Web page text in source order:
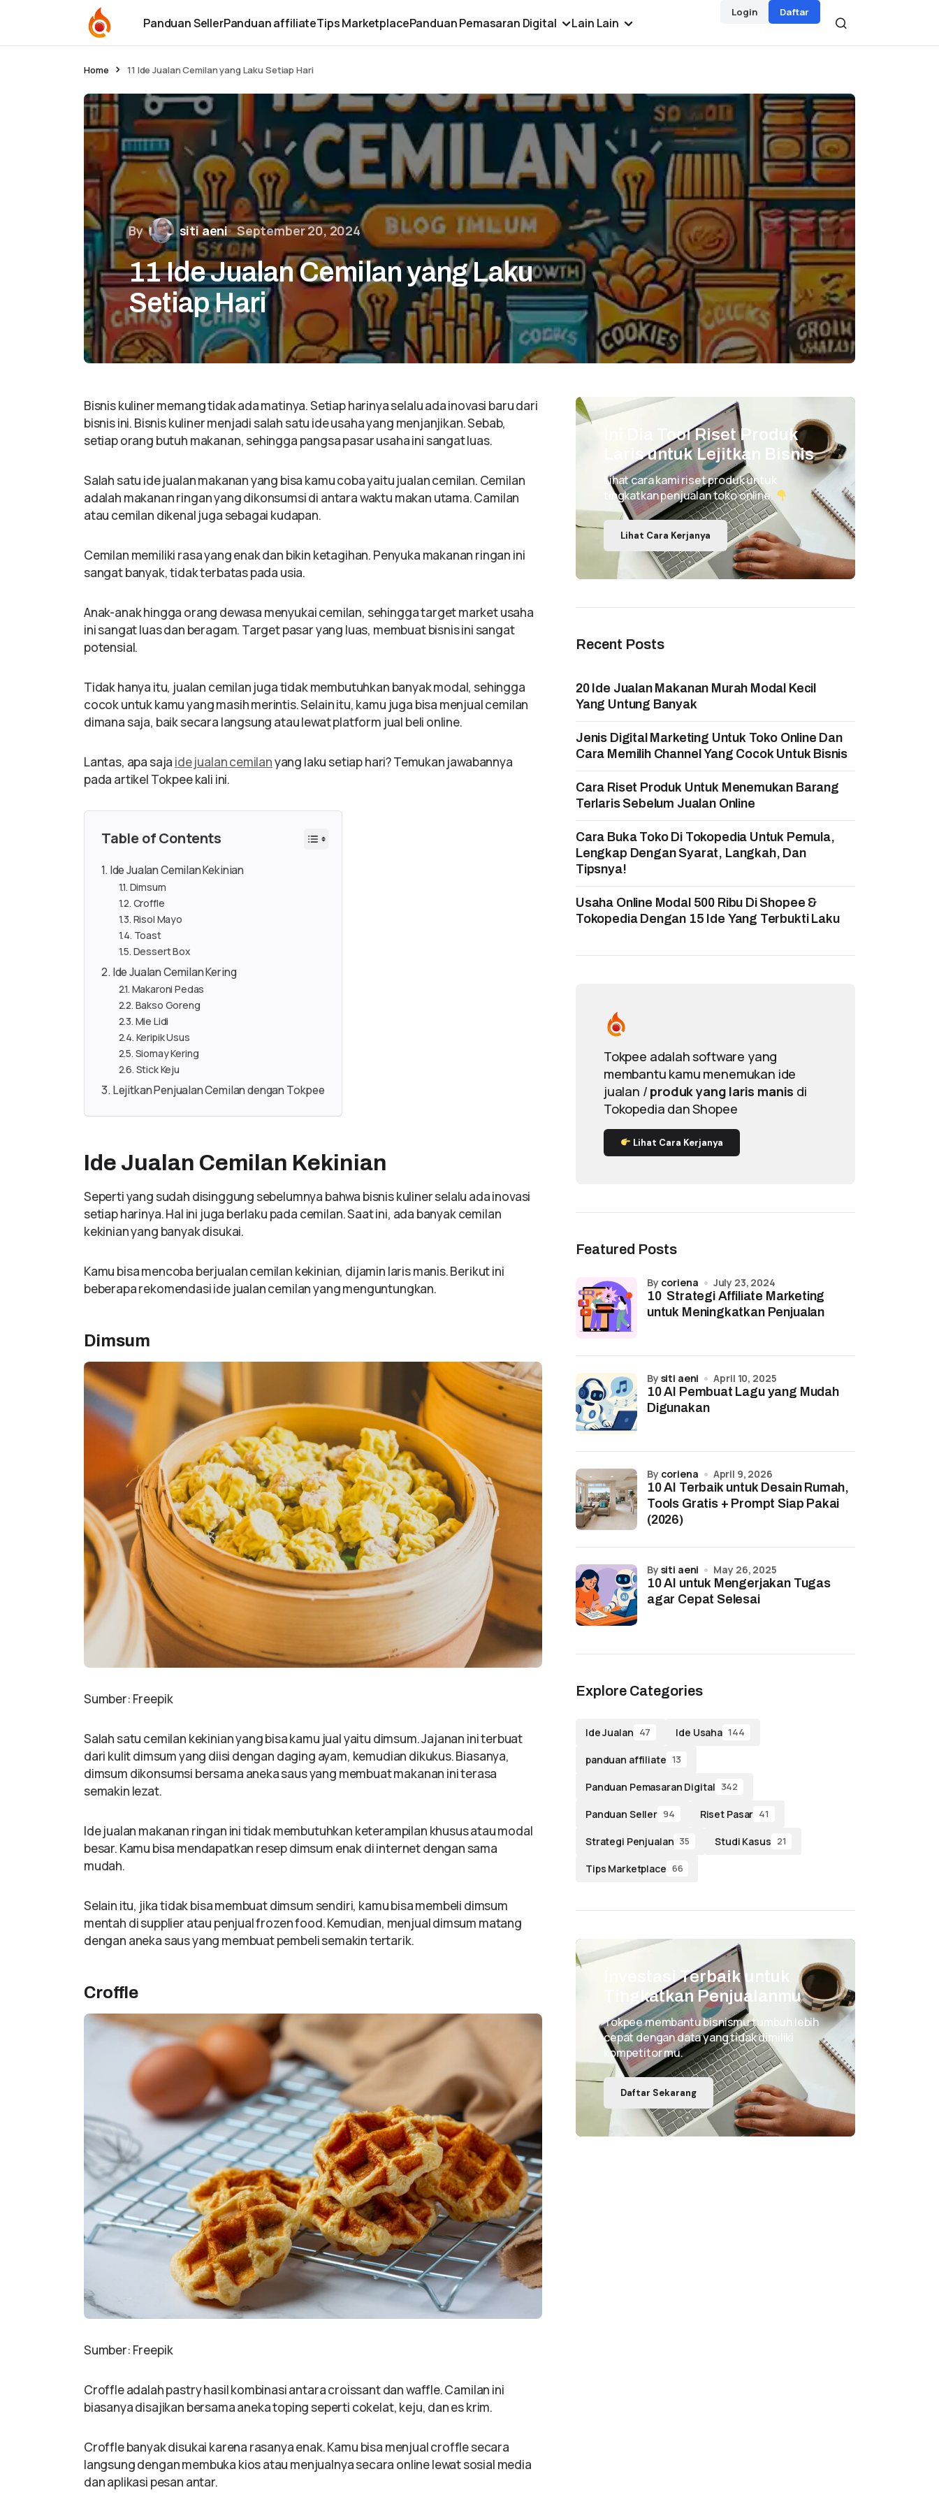
Panduan SellerPanduan affiliateTips MarketplacePanduan Pemasaran Digital Lain Lain
Login Daftar
Home 11 Ide Jualan Cemilan yang Laku Setiap Hari
By siti aeni September 20, 2024
11 Ide Jualan Cemilan yang Laku
Setiap Hari
Bisnis kuliner memang tidak ada matinya. Setiap harinya selalu ada inovasi baru dari
bisnis ini. Bisnis kuliner menjadi salah satu ide usaha yang menjanjikan. Sebab,
setiap orang butuh makanan, sehingga pangsa pasar usaha ini sangat luas.
Salah satu ide jualan makanan yang bisa kamu coba yaitu jualan cemilan. Cemilan
adalah makanan ringan yang dikonsumsi di antara waktu makan utama. Camilan
atau cemilan dikenal juga sebagai kudapan.
Cemilan memiliki rasa yang enak dan bikin ketagihan. Penyuka makanan ringan ini
sangat banyak, tidak terbatas pada usia.
Anak-anak hingga orang dewasa menyukai cemilan, sehingga target market usaha
ini sangat luas dan beragam. Target pasar yang luas, membuat bisnis ini sangat
potensial.
Tidak hanya itu, jualan cemilan juga tidak membutuhkan banyak modal, sehingga
cocok untuk kamu yang masih merintis. Selain itu, kamu juga bisa menjual cemilan
dimana saja, baik secara langsung atau lewat platform jual beli online.
Lantas, apa saja ide jualan cemilanyang laku setiap hari? Temukan jawabannya
pada artikel Tokpee kali ini.
Table of Contents
Ide Jualan Cemilan Kekinian
Dimsum
Croffle
Risol Mayo
Toast
Dessert Box
Ide Jualan Cemilan Kering
Makaroni Pedas
Bakso Goreng
Mie Lidi
Keripik Usus
Siomay Kering
Stick Keju
Lejitkan Penjualan Cemilan dengan Tokpee
Ide Jualan Cemilan Kekinian
Seperti yang sudah disinggung sebelumnya bahwa bisnis kuliner selalu ada inovasi
setiap harinya. Hal ini juga berlaku pada cemilan. Saat ini, ada banyak cemilan
kekinian yang banyak disukai.
Kamu bisa mencoba berjualan cemilan kekinian, dijamin laris manis. Berikut ini
beberapa rekomendasi ide jualan cemilan yang menguntungkan.
Dimsum
Sumber: Freepik
Salah satu cemilan kekinian yang bisa kamu jual yaitu dimsum. Jajanan ini terbuat
dari kulit dimsum yang diisi dengan daging ayam, kemudian dikukus. Biasanya,
dimsum dikonsumsi bersama aneka saus yang membuat makanan ini terasa
semakin lezat.
Ide jualan makanan ringan ini tidak membutuhkan keterampilan khusus atau modal
besar. Kamu bisa mendapatkan resep dimsum enak di internet dengan sama
mudah.
Selain itu, jika tidak bisa membuat dimsum sendiri, kamu bisa membeli dimsum
mentah di supplier atau penjual frozen food. Kemudian, menjual dimsum matang
dengan aneka saus yang membuat pembeli semakin tertarik.
Croffle
Sumber: Freepik
Croffle adalah pastry hasil kombinasi antara croissant dan waffle. Camilan ini
biasanya disajikan bersama aneka toping seperti cokelat, keju, dan es krim.
Croffle banyak disukai karena rasanya enak. Kamu bisa menjual croffle secara
langsung dengan membuka kios atau menjualnya secara online lewat sosial media
dan aplikasi pesan antar.
Ini Dia Tool Riset Produk
Laris untuk Lejitkan Bisnis
Lihat cara kami riset produk untuk
tingkatkan penjualan toko online.
Lihat Cara Kerjanya
Recent Posts
20 Ide Jualan Makanan Murah Modal Kecil
Yang Untung Banyak
Jenis Digital Marketing Untuk Toko Online Dan
Cara Memilih Channel Yang Cocok Untuk Bisnis
Cara Riset Produk Untuk Menemukan Barang
Terlaris Sebelum Jualan Online
Cara Buka Toko Di Tokopedia Untuk Pemula,
Lengkap Dengan Syarat, Langkah, Dan
Tipsnya!
Usaha Online Modal 500 Ribu Di Shopee &
Tokopedia Dengan 15 Ide Yang Terbukti Laku
Tokpee adalah software yang
membantu kamu menemukan ide
jualan / produk yang laris manis di
Tokopedia dan Shopee
Lihat Cara Kerjanya
Featured Posts
10 Strategi Affiliate Marketing
untuk Meningkatkan Penjualan
by coriena July 23, 2024
10 AI Pembuat Lagu yang Mudah
Digunakan
by siti aeni April 10, 2025
10 AI Terbaik untuk Desain Rumah,
Tools Gratis + Prompt Siap Pakai
(2026)
by coriena April 9, 2026
10 AI untuk Mengerjakan Tugas
agar Cepat Selesai
by siti aeni May 26, 2025
Explore Categories
Ide Jualan 47 Ide Usaha 144
panduan affiliate 13
Panduan Pemasaran Digital 342
Panduan Seller 94 Riset Pasar 41
Strategi Penjualan 35 Studi Kasus 21
Tips Marketplace 66
Investasi Terbaik untuk
Tingkatkan Penjualanmu
Tokpee membantu bisnismu tumbuh lebih
cepat dengan data yang tidak dimiliki
kompetitor mu.
Daftar Sekarang